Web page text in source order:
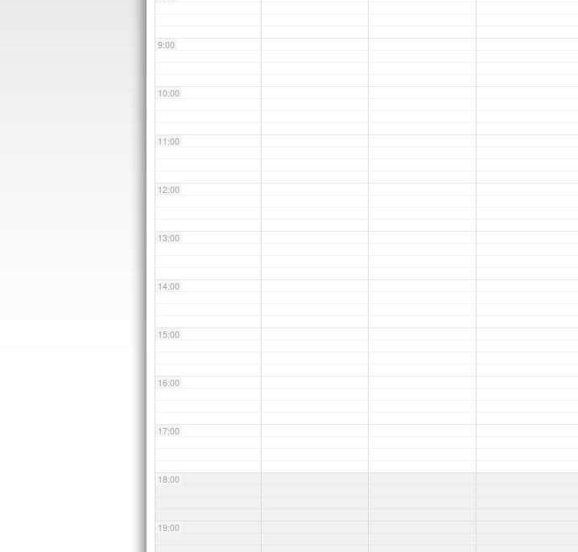
9:00
10:00
11:00
12:00
13:00
14:00
15:00
16:00
17:00
18:00
19:00